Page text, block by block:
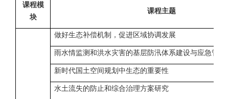
课程模
块
课程主题
做好生态补偿机制，促进区域协调发展
雨水情监测和洪水灾害的基层防汛体系建设与应急管理
新时代国土空间规划中生态的重要性
水土流失的防止和综合治理方案研究